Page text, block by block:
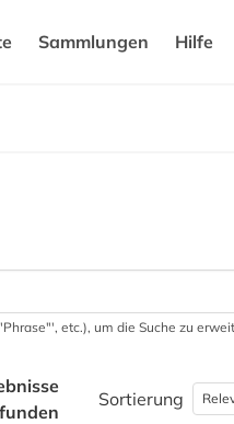
Sammlungen Hilfe
etc.), um die Suche zu
Sortierung